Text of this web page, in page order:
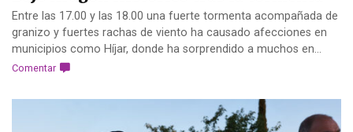
Entre las 17.00 y las 18.00 una fuerte tormenta acompañada de
granizo y fuertes rachas de viento ha causado afecciones en
municipios como Híjar, donde ha sorprendido a muchos en...
Comentar